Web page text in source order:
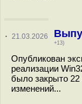
· 21.03.2026
+13)
Опубликован
реализации
было закрыто 22
изменений...